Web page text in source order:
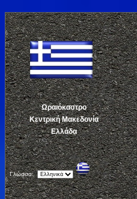
Ωραιόκαστρο
Κεντρική Μακεδονία
Ελλάδα
Γλώσσα: